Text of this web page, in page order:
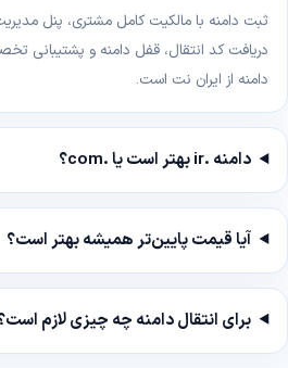
ثبت دامنه با مالکیت کامل مشتری، پنل
دریافت کد انتقال، قفل دامنه و پشتیبانی
دامنه از ایران نت است.
دامنه .ir بهتر است یا .com؟
آیا قیمت پایین‌تر همیشه بهتر است؟
برای انتقال دامنه چه چیزی لازم